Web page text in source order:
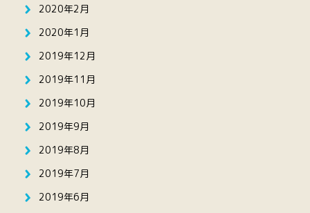
2020年2月
2020年1月
2019年12月
2019年11月
2019年10月
2019年9月
2019年8月
2019年7月
2019年6月